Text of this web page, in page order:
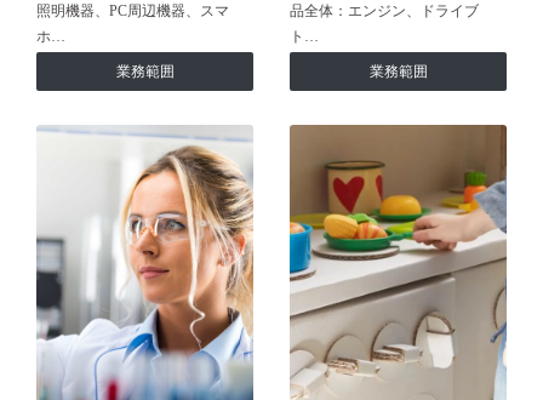
照明機器、PC周辺機器、スマ
ホ…
業務範囲
品全体：エンジン、ドライブ
ト…
業務範囲